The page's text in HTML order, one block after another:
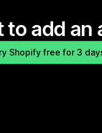
to add an
Shopify free for 3